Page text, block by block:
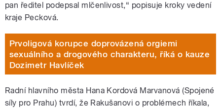
pan ředitel podepsal mlčenlivost,“ popisuje kroky vedení
kraje Pecková.
Prvoligová korupce doprovázená orgiemi
sexuálního a drogového charakteru, říká o kauze
Dozimetr Havlíček
Radní hlavního města Hana Kordová Marvanová (Spojené
síly pro Prahu) tvrdí, že Rakušanovi o problémech říkala,